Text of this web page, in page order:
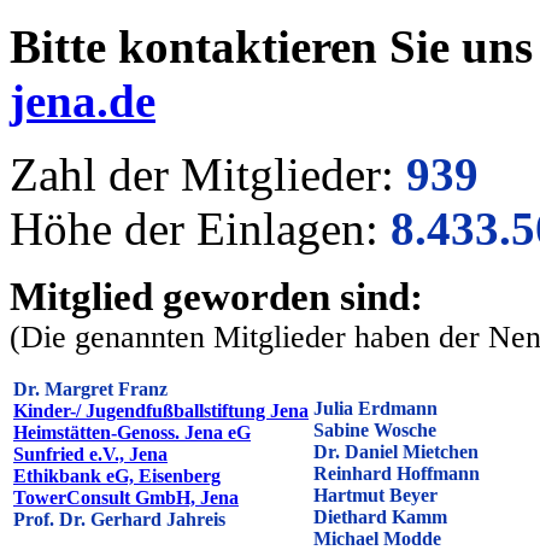
Bitte kontaktieren Sie
jena.de
Zahl der Mitglieder: 939
Höhe der Einlagen:
Mitglied geworden sind:
(Die genannten Mitglieder haben der
Dr. Margret Franz
Kinder-/ Jugendfußballstiftung Jena
Heimstätten-Genoss. Jena eG
Sunfried e.V., Jena
Ethikbank eG, Eisenberg
TowerConsult GmbH, Jena
Prof. Dr. Gerhard Jahreis
Julia Erdmann
Sabine Wosche
Dr. Daniel Mietchen
Reinhard Hoffmann
Hartmut Beyer
Diethard Kamm
Michael Modde